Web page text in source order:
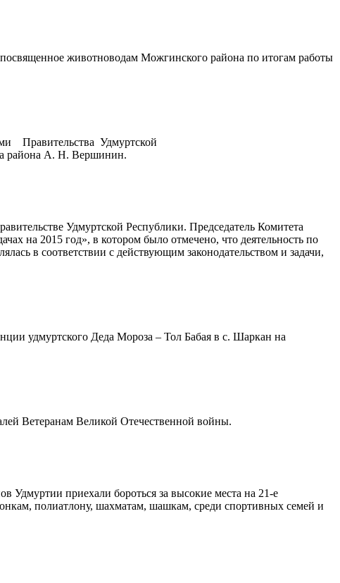
животноводам Можгинского района по итогам работы
Правительства Удмуртской
района А. Н. Вершинин.
Удмуртской Республики. Председатель Комитета
на 2015 год», в котором было отмечено, что деятельность по
в соответствии с действующим законодательством и задачи,
удмуртского Деда Мороза – Тол Бабая в с. Шаркан на
Ветеранам Великой Отечественной войны.
Удмуртии приехали бороться за высокие места на 21-е
полиатлону, шахматам, шашкам, среди спортивных семей и